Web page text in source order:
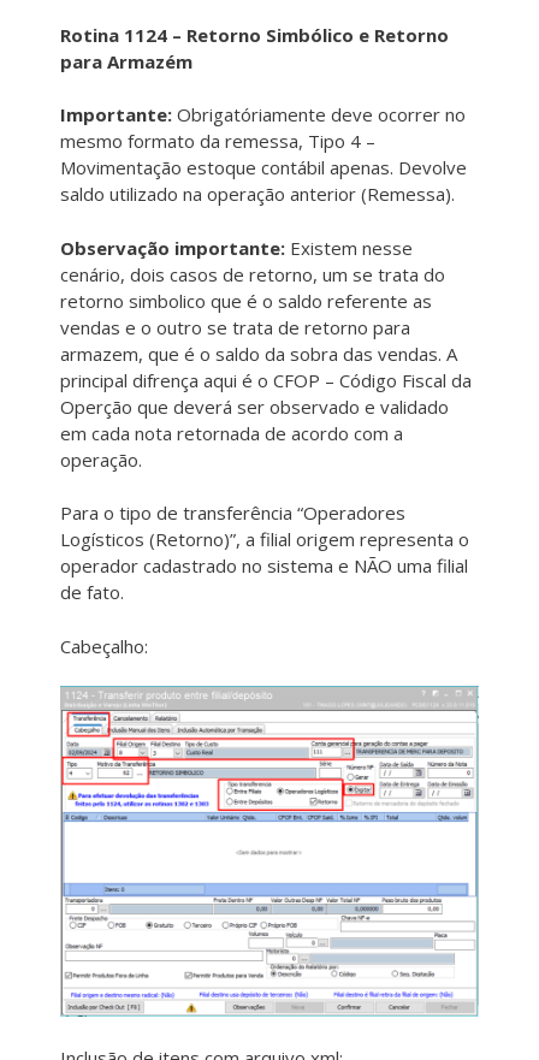
Rotina 1124 – Retorno Simbólico e Retorno
para Armazém
Importante: Obrigatóriamente deve ocorrer no
mesmo formato da remessa, Tipo 4 –
Movimentação estoque contábil apenas. Devolve
saldo utilizado na operação anterior (Remessa).
Observação importante: Existem nesse
cenário, dois casos de retorno, um se trata do
retorno simbolico que é o saldo referente as
vendas e o outro se trata de retorno para
armazem, que é o saldo da sobra das vendas. A
principal difrença aqui é o CFOP – Código Fiscal da
Operção que deverá ser observado e validado
em cada nota retornada de acordo com a
operação.
Para o tipo de transferência “Operadores
Logísticos (Retorno)”, a filial origem representa o
operador cadastrado no sistema e NÃO uma filial
de fato.
Cabeçalho: